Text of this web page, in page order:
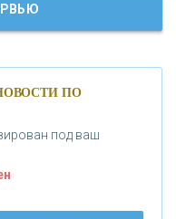
БАНК»
за 19 лет -
ПО
под ваш